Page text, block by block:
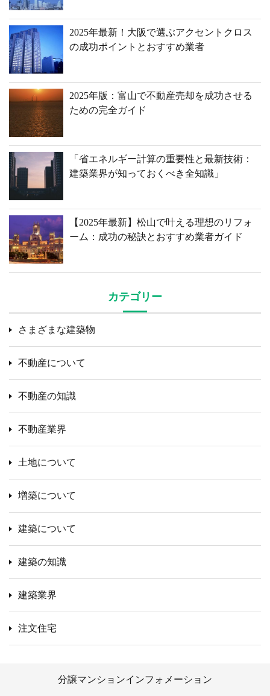
2025年最新！大阪で選ぶアクセントクロス
の成功ポイントとおすすめ業者
2025年版：富山で不動産売却を成功させる
ための完全ガイド
「省エネルギー計算の重要性と最新技術：
建築業界が知っておくべき全知識」
【2025年最新】松山で叶える理想のリフォ
ーム：成功の秘訣とおすすめ業者ガイド
カテゴリー
さまざまな建築物
不動産について
不動産の知識
不動産業界
土地について
増築について
建築について
建築の知識
建築業界
注文住宅
分譲マンションインフォメーション